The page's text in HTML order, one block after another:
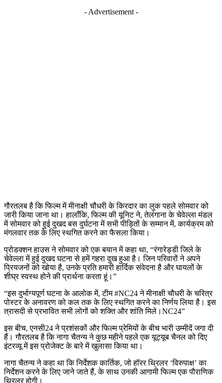
- Advertisement -
गौरतलब है कि फिल्म में मीनाक्षी चौधरी के किरदार का लुक पहले सोमवार को
जारी किया जाना था। हालाँकि, फिल्म की यूनिट ने, तेलंगाना के चेवेल्ला मंडल
में सोमवार को हुई दुखद बस दुर्घटना में सभी पीड़ितों के सम्मान में, कार्यक्रम को
मंगलवार तक के लिए स्थगित करने का फैसला किया।
प्रोडक्शन हाउस ने सोमवार को एक बयान में कहा था, “रंगारेड्डी जिले के
चेवेल्ला में हुई दुखद घटना से हमें गहरा दुख हुआ है। जिन परिवारों ने अपने
प्रियजनों को खोया है, उनके प्रति हमारी हार्दिक संवेदना है और घायलों के
शीघ्र स्वस्थ होने की प्रार्थना करता हूं।”
“इस दुर्भाग्यपूर्ण घटना के आलोक में, टीम #NC24 ने मीनाक्षी चौधरी के चरित्र
पोस्टर के अनावरण को कल तक के लिए स्थगित करने का निर्णय लिया है। इस
त्रासदी से प्रभावित सभी लोगों को शक्ति और शांति मिले।NC24”
इस बीच, एनसी24 ने प्रशंसकों और फिल्म प्रेमियों के बीच भारी उम्मीदें जगा दी
हैं। गौरतलब है कि नागा चैतन्य ने कुछ महीने पहले एक यूट्यूब चैनल को दिए
इंटरव्यू में इस प्रोजेक्ट के बारे में खुलासा किया था।
नागा चैतन्य ने कहा था कि निर्देशक कार्तिक, जो हॉरर थ्रिलर ‘विरुपाक्ष’ का
निर्देशन करने के लिए जाने जाते हैं, के साथ उनकी आगामी फिल्म एक पौराणिक
थ्रिलर होगी।